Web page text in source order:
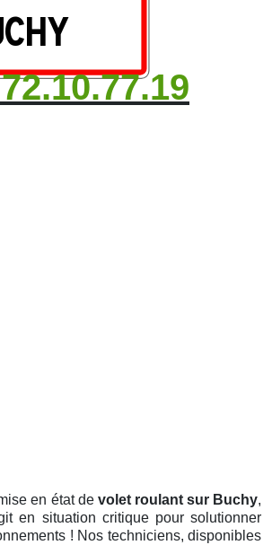
en état de volet roulant sur Buchy,
en situation critique pour solutionner
! Nos techniciens, disponibles